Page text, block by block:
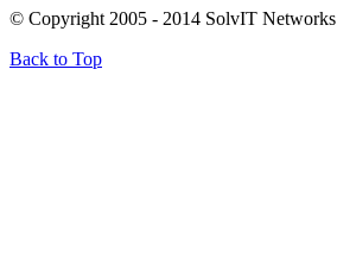
© Copyright 2005 - 2014 SolvIT Networks
Back to Top